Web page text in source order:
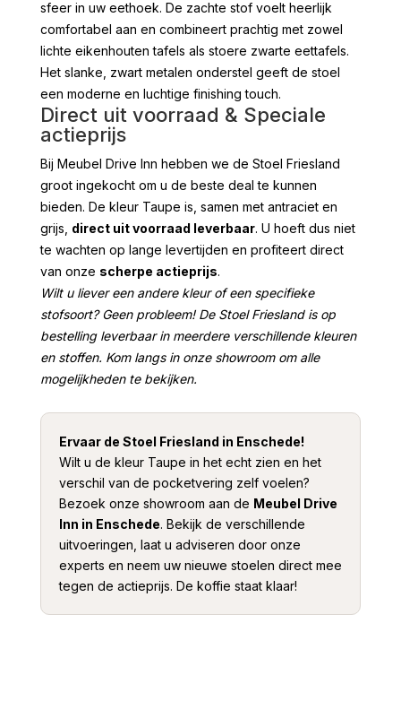
sfeer in uw eethoek. De zachte stof voelt heerlijk
comfortabel aan en combineert prachtig met zowel
lichte eikenhouten tafels als stoere zwarte eettafels.
Het slanke, zwart metalen onderstel geeft de stoel
een moderne en luchtige finishing touch.
Direct uit voorraad & Speciale
actieprijs
Bij Meubel Drive Inn hebben we de Stoel Friesland
groot ingekocht om u de beste deal te kunnen
bieden. De kleur Taupe is, samen met antraciet en
grijs, direct uit voorraad leverbaar. U hoeft dus niet
te wachten op lange levertijden en profiteert direct
van onze scherpe actieprijs.
Wilt u liever een andere kleur of een specifieke
stofsoort? Geen probleem! De Stoel Friesland is op
bestelling leverbaar in meerdere verschillende kleuren
en stoffen. Kom langs in onze showroom om alle
mogelijkheden te bekijken.
Ervaar de Stoel Friesland in Enschede!
Wilt u de kleur Taupe in het echt zien en het
verschil van de pocketvering zelf voelen?
Bezoek onze showroom aan de Meubel Drive
Inn in Enschede. Bekijk de verschillende
uitvoeringen, laat u adviseren door onze
experts en neem uw nieuwe stoelen direct mee
tegen de actieprijs. De koffie staat klaar!